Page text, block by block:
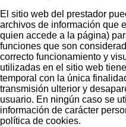
El sitio web del prestador
archivos de información que
quien accede a la página)
funciones que son
correcto funcionamiento y
utilizadas en el sitio web
temporal con la única
transmisión ulterior y
usuario. En ningún caso se
información de carácter
política de cookies.